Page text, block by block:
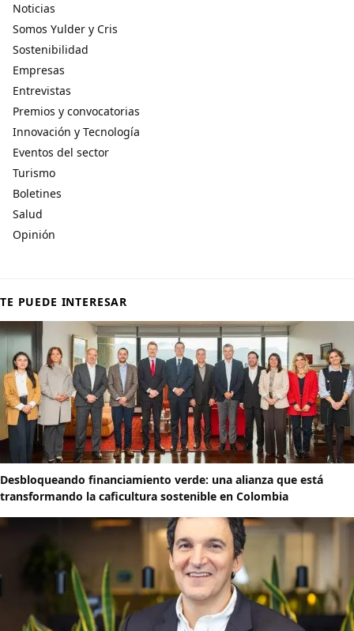
Noticias
Somos Yulder y Cris
Sostenibilidad
Empresas
Entrevistas
Premios y convocatorias
Innovación y Tecnología
Eventos del sector
Turismo
Boletines
Salud
Opinión
TE PUEDE INTERESAR
Desbloqueando financiamiento verde: una alianza que está
transformando la caficultura sostenible en Colombia